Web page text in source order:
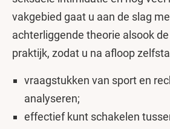
vakgebied gaat u aan de slag
achterliggende theorie alsook
praktijk, zodat u na afloop
vraagstukken van sport en
analyseren;
effectief kunt schakelen